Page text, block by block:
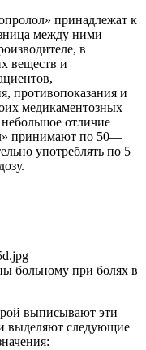
принадлежат к
между ними
в
веществ и
противопоказания и
медикаментозных
отличие
принимают по 50—
употреблять по 5
больному при болях в
выписывают эти
выделяют следующие